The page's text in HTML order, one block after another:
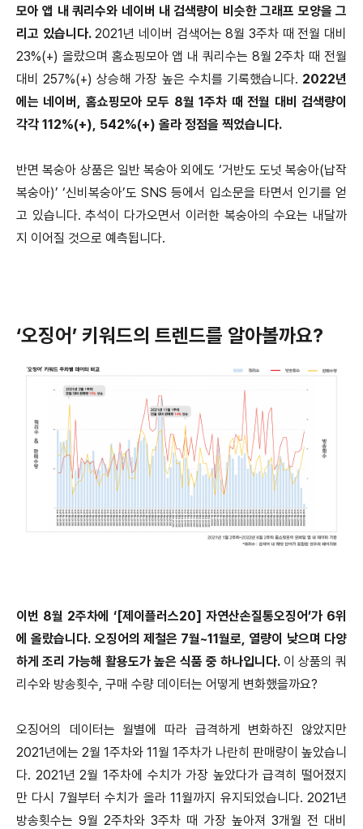
모아 앱 내 쿼리수와 네이버 내 검색량이 비슷한 그래프 모양을 그
리고 있습니다.2021년 네이버 검색어는 8월 3주차 때 전월 대비
23%(+) 올랐으며 홈쇼핑모아 앱 내 쿼리수는 8월 2주차 때 전월
대비 257%(+) 상승해 가장 높은 수치를 기록했습니다. 2022년
에는 네이버, 홈쇼핑모아 모두 8월 1주차 때 전월 대비 검색량이
각각 112%(+), 542%(+) 올라 정점을 찍었습니다.
반면 복숭아 상품은 일반 복숭아 외에도 ‘거반도 도넛 복숭아(납작
복숭아)’ ‘신비복숭아’도 SNS 등에서 입소문을 타면서 인기를 얻
고 있습니다. 추석이 다가오면서 이러한 복숭아의 수요는 내달까
지 이어질 것으로 예측됩니다.
‘오징어’ 키워드의 트렌드를 알아볼까요?
이번 8월 2주차에 ‘[제이플러스20] 자연산손질통오징어’가 6위
에 올랐습니다. 오징어의 제철은 7월~11월로, 열량이 낮으며 다양
하게 조리 가능해 활용도가 높은 식품 중 하나입니다. 이 상품의 쿼
리수와 방송횟수, 구매 수량 데이터는 어떻게 변화했을까요?
오징어의 데이터는 월별에 따라 급격하게 변화하진 않았지만
2021년에는 2월 1주차와 11월 1주차가 나란히 판매량이 높았습니
다. 2021년 2월 1주차에 수치가 가장 높았다가 급격히 떨어졌지
만 다시 7월부터 수치가 올라 11월까지 유지되었습니다. 2021년
방송횟수는 9월 2주차와 3주차 때 가장 높아져 3개월 전 대비